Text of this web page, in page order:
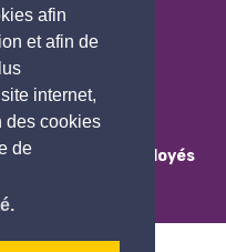
afin
et afin de
internet,
des cookies
de
Employés